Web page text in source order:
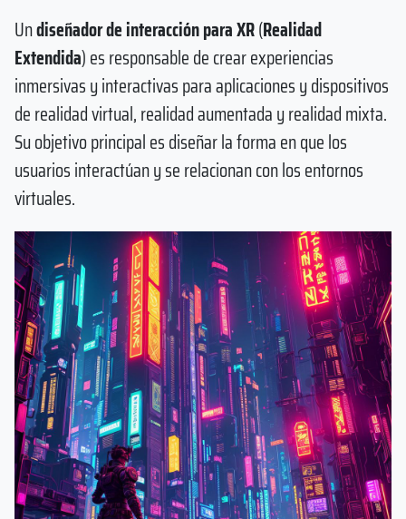
Undiseñador de interacción para XR(Realidad
Extendida) es responsable de crear experiencias
inmersivas y interactivas para aplicaciones y dispositivos
de realidad virtual, realidad aumentada y realidad mixta.
Su objetivo principal es diseñar la forma en que los
usuarios interactúan y se relacionan con los entornos
virtuales.